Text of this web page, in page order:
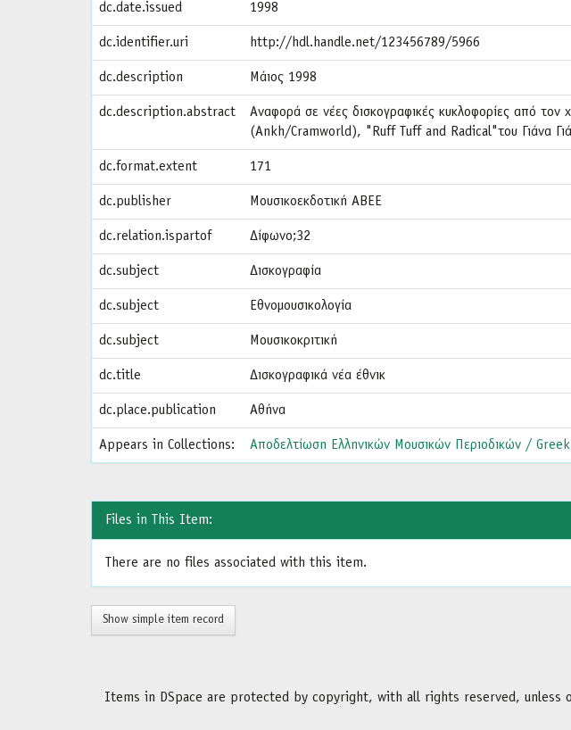
dc.date.issued 1998
dc.identifier.uri http://hdl.handle.net/123456789/5966
dc.description Μάιος 1998
dc.description.abstract
Αναφορά σε νέες δισκογραφικές κυκλοφορίες από
(Ankh/Cramworld), "Ruff Tuff and Radical"του Γιάνα
dc.format.extent 171
dc.publisher Μουσικοεκδοτική ΑΒΕΕ
dc.relation.ispartof Δίφωνο;32
dc.subject Δισκογραφία
dc.subject Εθνομουσικολογία
dc.subject Μουσικοκριτική
dc.title Δισκογραφικά νέα έθνικ
dc.place.publication Αθήνα
Appears in Collections: Αποδελτίωση Ελληνικών Μουσικών Περιοδικών /
Files in This Item:
There are no files associated with this item.
Show simple item record
Items in DSpace are protected by copyright, with all rights reserved, unless